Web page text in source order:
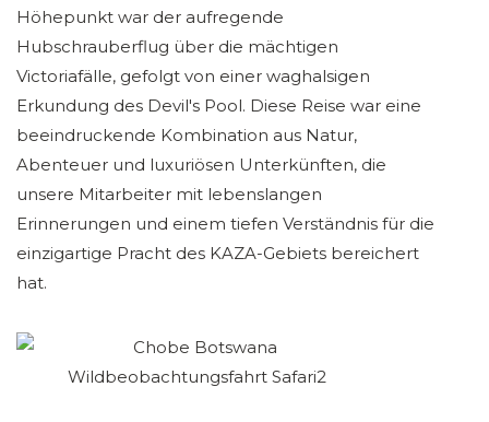
Höhepunkt war der aufregende
Hubschrauberflug über die mächtigen
Victoriafälle, gefolgt von einer waghalsigen
Erkundung des Devil's Pool. Diese Reise war eine
beeindruckende Kombination aus Natur,
Abenteuer und luxuriösen Unterkünften, die
unsere Mitarbeiter mit lebenslangen
Erinnerungen und einem tiefen Verständnis für die
einzigartige Pracht des KAZA-Gebiets bereichert
hat.